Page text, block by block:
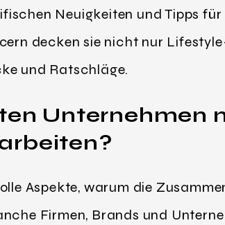
Neuigkeiten und Tipps
decken sie nicht nur
und Ratschläge.
Unternehmen
Aspekte, warum die
Firmen, Brands und